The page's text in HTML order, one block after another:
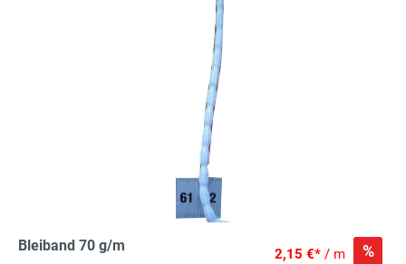
Bleiband 70 g/m 2,15 €* / m %